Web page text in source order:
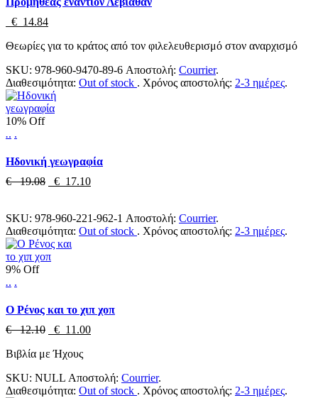
€ 14.84
Θεωρίες για το κράτος από τον φιλελευθερισμό στον αναρχισμό
SKU: 978-960-9470-89-6 Αποστολή: Courrier.
Διαθεσιμότητα: Out of stock . Χρόνος αποστολής: 2-3 ημέρες.
10% Off
.. .
Ηδονική γεωγραφία
€ 19.08
€ 17.10
SKU: 978-960-221-962-1 Αποστολή: Courrier.
Διαθεσιμότητα: Out of stock . Χρόνος αποστολής: 2-3 ημέρες.
9% Off
.. .
Ο Ρένος και το χιπ χοπ
€ 12.10
€ 11.00
Βιβλία με Ήχους
SKU: NULL Αποστολή: Courrier.
Διαθεσιμότητα: Out of stock . Χρόνος αποστολής: 2-3 ημέρες.